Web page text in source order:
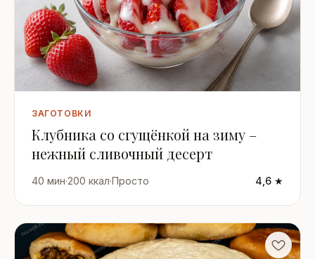
ЗАГОТОВКИ
Клубника со сгущёнкой на зиму –
нежный сливочный десерт
40 мин·200 ккал·Просто 4,6 ★